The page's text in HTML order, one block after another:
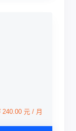
240.00 元 / 月